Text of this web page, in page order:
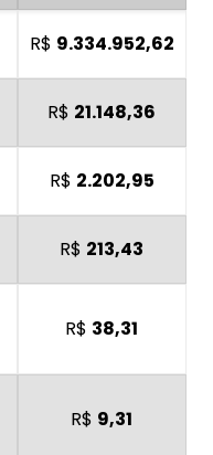
R$ 9.334.952,62
R$ 21.148,36
R$ 2.202,95
R$ 213,43
R$ 38,31
R$ 9,31